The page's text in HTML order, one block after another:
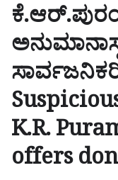
K.R.
offers